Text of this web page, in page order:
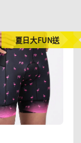
夏日大FUN送